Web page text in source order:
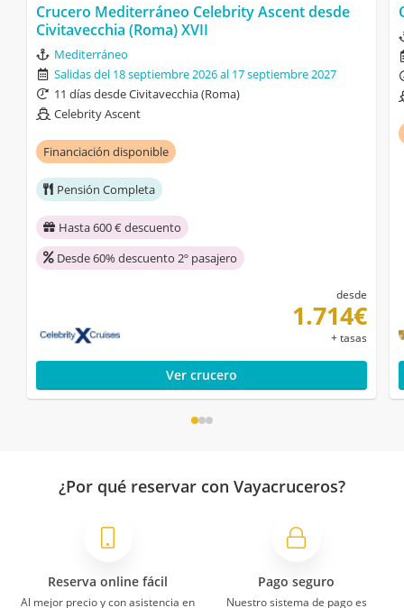
Crucero Mediterráneo Celebrity Ascent desde
Civitavecchia (Roma) XVII
Mediterráneo
Salidas del 18 septiembre 2026 al 17 septiembre 2027
11 días desde Civitavecchia (Roma)
Celebrity Ascent
Financiación disponible
Pensión Completa
Hasta 600 € descuento
Desde 60% descuento 2º pasajero
desde
1.714€
+ tasas
Ver crucero
¿Por qué reservar con Vayacruceros?
Reserva online fácil
Al mejor precio y con asistencia en
Pago seguro
Nuestro sistema de pago es